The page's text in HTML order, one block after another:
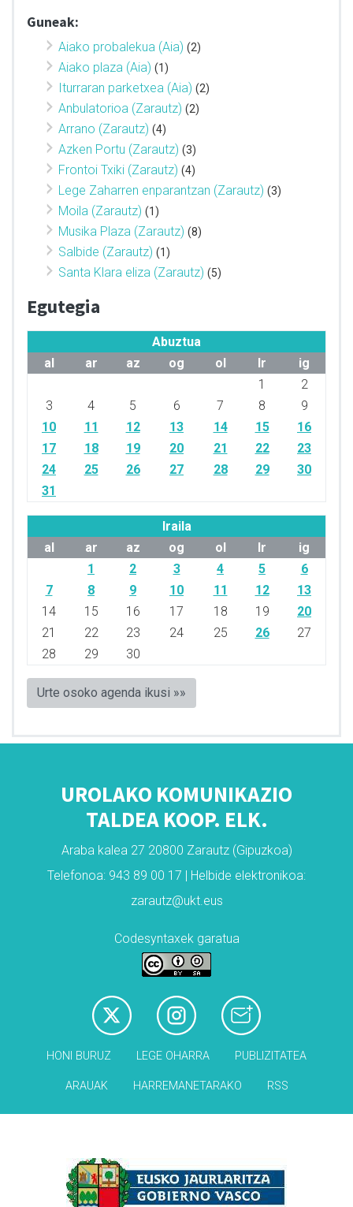
Guneak:
Aiako probalekua (Aia) (2)
Aiako plaza (Aia) (1)
Iturraran parketxea (Aia) (2)
Anbulatorioa (Zarautz) (2)
Arrano (Zarautz) (4)
Azken Portu (Zarautz) (3)
Frontoi Txiki (Zarautz) (4)
Lege Zaharren enparantzan (Zarautz) (3)
Moila (Zarautz) (1)
Musika Plaza (Zarautz) (8)
Salbide (Zarautz) (1)
Santa Klara eliza (Zarautz) (5)
Egutegia
Abuztua
al
ar az og ol lr
ig
1
2
3
4 5 6 7 8
9
10
11 12 13 14 15
16
17
18 19 20 21 22
23
24
25 26 27 28 29
30
31
Iraila
al
ar az og ol lr
ig
1
2 3 4 5
6
7
8 9 10 11 12
13
14
15 16 17 18 19
20
21
22 23 24 25 26
27
28
29 30
Urte osoko agenda ikusi »»
UROLAKO KOMUNIKAZIO
TALDEA KOOP. ELK.
Araba kalea 27 20800 Zarautz (Gipuzkoa)
Telefonoa: 943 89 00 17 | Helbide elektronikoa:
zarautz@ukt.eus
Codesyntaxek garatua
HONI BURUZ LEGE OHARRA PUBLIZITATEA
ARAUAK HARREMANETARAKO RSS